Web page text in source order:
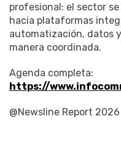
profesional: el sector
hacia plataformas
automatización, datos
manera coordinada.
Agenda completa:
https://
@Newsline Report 2026